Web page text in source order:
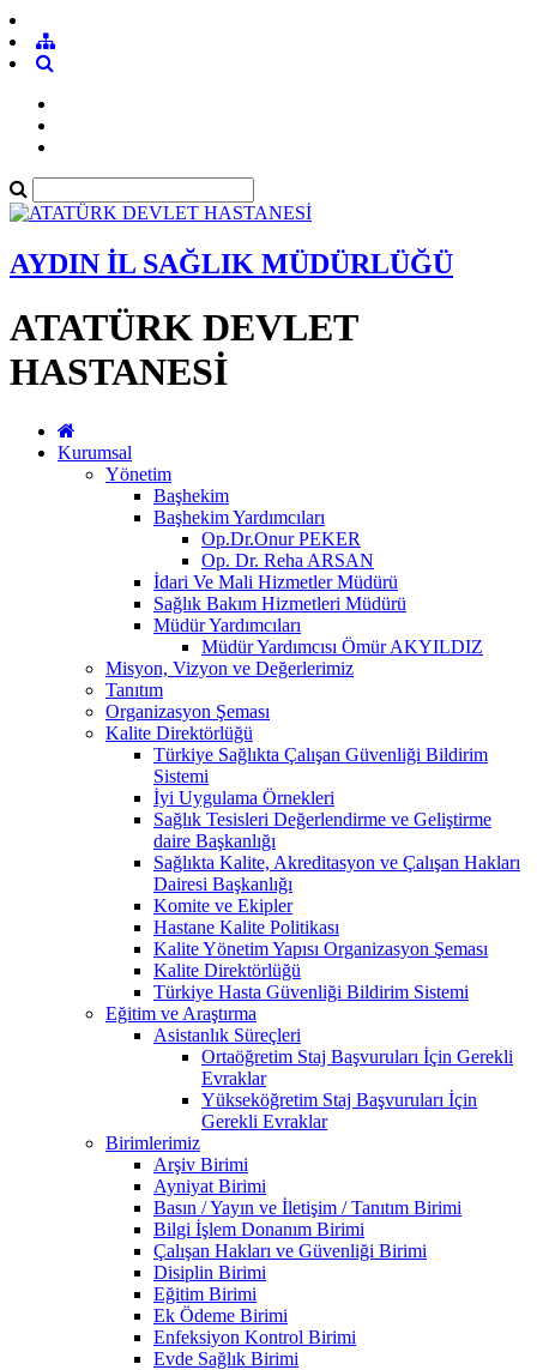
AYDIN İL SAĞLIK MÜDÜRLÜĞÜ
ATATÜRK DEVLET
HASTANESİ
Kurumsal
Yönetim
Başhekim
Başhekim Yardımcıları
Op.Dr.Onur PEKER
Op. Dr. Reha ARSAN
İdari Ve Mali Hizmetler Müdürü
Sağlık Bakım Hizmetleri Müdürü
Müdür Yardımcıları
Müdür Yardımcısı Ömür AKYILDIZ
Misyon, Vizyon ve Değerlerimiz
Tanıtım
Organizasyon Şeması
Kalite Direktörlüğü
Türkiye Sağlıkta Çalışan Güvenliği Bildirim
Sistemi
İyi Uygulama Örnekleri
Sağlık Tesisleri Değerlendirme ve Geliştirme
daire Başkanlığı
Sağlıkta Kalite, Akreditasyon ve Çalışan Hakları
Dairesi Başkanlığı
Komite ve Ekipler
Hastane Kalite Politikası
Kalite Yönetim Yapısı Organizasyon Şeması
Kalite Direktörlüğü
Türkiye Hasta Güvenliği Bildirim Sistemi
Eğitim ve Araştırma
Asistanlık Süreçleri
Ortaöğretim Staj Başvuruları İçin Gerekli
Evraklar
Yükseköğretim Staj Başvuruları İçin
Gerekli Evraklar
Birimlerimiz
Arşiv Birimi
Ayniyat Birimi
Basın / Yayın ve İletişim / Tanıtım Birimi
Bilgi İşlem Donanım Birimi
Çalışan Hakları ve Güvenliği Birimi
Disiplin Birimi
Eğitim Birimi
Ek Ödeme Birimi
Enfeksiyon Kontrol Birimi
Evde Sağlık Birimi